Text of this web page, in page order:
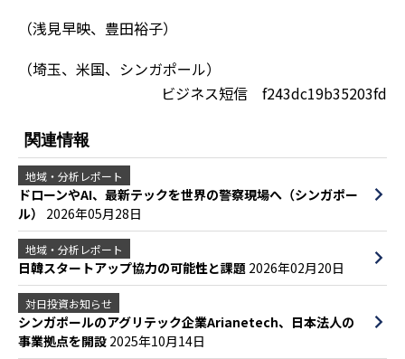
（浅見早映、豊田裕子）
（埼玉、米国、シンガポール）
ビジネス短信 f243dc19b35203fd
関連情報
地域・分析レポート
ドローンやAI、最新テックを世界の警察現場へ（シンガポー
ル） 2026年05月28日
地域・分析レポート
日韓スタートアップ協力の可能性と課題 2026年02月20日
対日投資お知らせ
シンガポールのアグリテック企業Arianetech、日本法人の
事業拠点を開設 2025年10月14日